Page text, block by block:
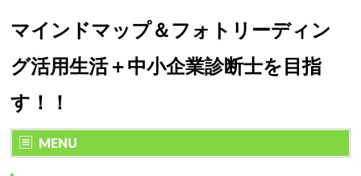
マインドマップ＆フォトリーディン
グ活用生活＋中小企業診断士を目指
す！！
MENU